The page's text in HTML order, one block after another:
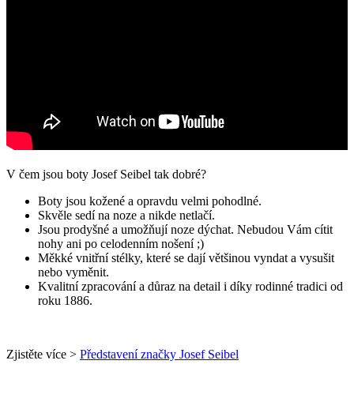
V čem jsou boty Josef Seibel tak dobré?
Boty jsou kožené a opravdu velmi pohodlné.
Skvěle sedí na noze a nikde netlačí.
Jsou prodyšné a umožňují noze dýchat. Nebudou Vám cítit
nohy ani po celodenním nošení ;)
Měkké vnitřní stélky, které se dají většinou vyndat a vysušit
nebo vyměnit.
Kvalitní zpracování a důraz na detail i díky rodinné tradici od
roku 1886.
Zjistěte více > Představení značky Josef Seibel